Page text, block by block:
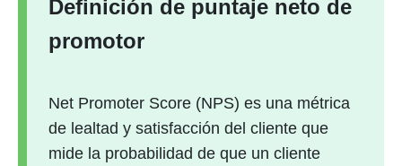
Definición de puntaje neto de
promotor
Net Promoter Score (NPS) es una métrica
de lealtad y satisfacción del cliente que
mide la probabilidad de que un cliente